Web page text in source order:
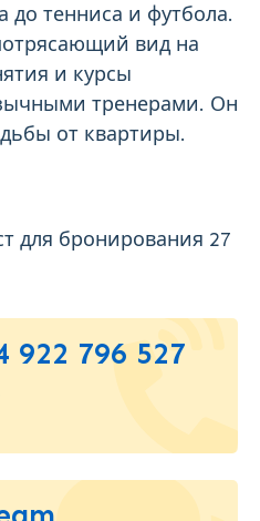
до тенниса и футбола.
вид на
и курсы
тренерами. Он
от квартиры.
для бронирования 27
922 796 527